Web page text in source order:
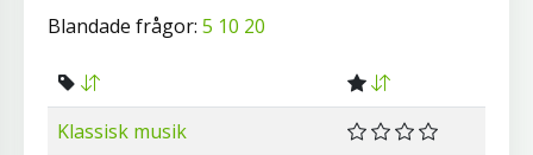
Blandade frågor: 5 10 20
Klassisk musik